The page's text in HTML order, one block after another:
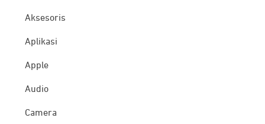
Aksesoris
Aplikasi
Apple
Audio
Camera